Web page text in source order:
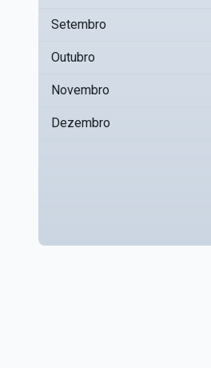
Setembro
Outubro
Novembro
Dezembro